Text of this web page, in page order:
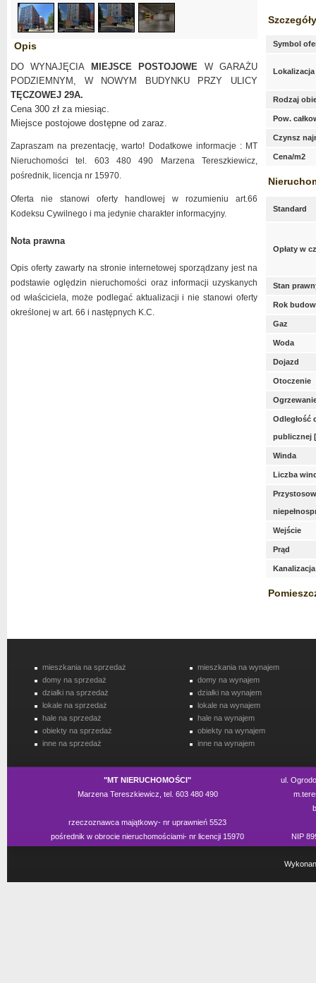
Opis
DO WYNAJĘCIA MIEJSCE POSTOJOWE W GARAŻU
PODZIEMNYM, W NOWYM BUDYNKU PRZY ULICY
TĘCZOWEJ 29A.
Cena 300 zł za miesiąc.
Miejsce postojowe dostępne od zaraz.
Zapraszam na prezentację, warto! Dodatkowe informacje : MT
Nieruchomości tel. 603 480 490 Marzena Tereszkiewicz,
pośrednik, licencja nr 15970.
Oferta nie stanowi oferty handlowej w rozumieniu art.66
Kodeksu Cywilnego i ma jedynie charakter informacyjny.
Nota prawna
Opis oferty zawarty na stronie internetowej sporządzany jest na
podstawie oględzin nieruchomości oraz informacji uzyskanych
od właściciela, może podlegać aktualizacji i nie stanowi oferty
określonej w art. 66 i następnych K.C.
Symbol
Lokalizacja
Rodzaj
Pow.
Czynsz
Cena/m2
Standard
Opłaty w
Stan
Rok
Gaz
Woda
Dojazd
Otoczenie
Odległość
publicznej
Winda
Liczba
Wejście
Prąd
Kanalizacja
mieszkania na sprzedaż
domy na sprzedaż
działki na sprzedaż
lokale na sprzedaż
hale na sprzedaż
obiekty na sprzedaż
inne na sprzedaż
mieszkania na wynajem
domy na wynajem
działki na wynajem
lokale na wynajem
hale na wynajem
obiekty na wynajem
inne na wynajem
"MT NIERUCHOMOŚCI"
Marzena Tereszkiewicz, tel. 603 480 490
rzeczoznawca majątkowy- nr uprawnień 5523
pośrednik w obrocie nieruchomościami- nr licencji 15970
ul.
NIP